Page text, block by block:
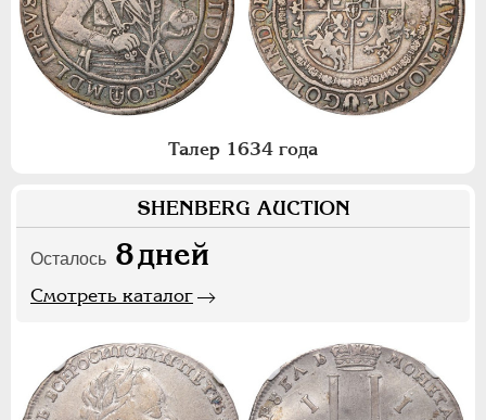
Талер 1634 года
SHENBERG AUCTION
Осталось 8дней
Смотреть каталог